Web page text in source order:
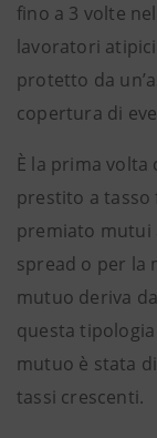
fino a 3 volte
lavoratori
protetto da
copertura di
È la prima
prestito a tasso
premiato mutui
spread o per la
mutuo deriva
questa
mutuo è stata
tassi crescenti.